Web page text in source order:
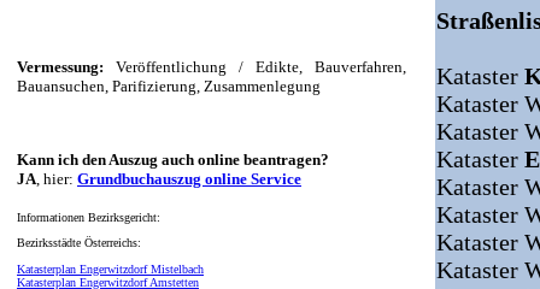
Vermessung: Veröffentlichung / Edikte, Bauverfahren,
Bauansuchen, Parifizierung, Zusammenlegung
Kann ich den Auszug auch online beantragen?
JA, hier: Grundbuchauszug online Service
Informationen Bezirksgericht:
Bezirksstädte Österreichs:
Katasterplan Engerwitzdorf Mistelbach
Katasterplan Engerwitzdorf Amstetten
Kataster
Kataster
Kataster
Kataster
Kataster
Kataster
Kataster
Kataster